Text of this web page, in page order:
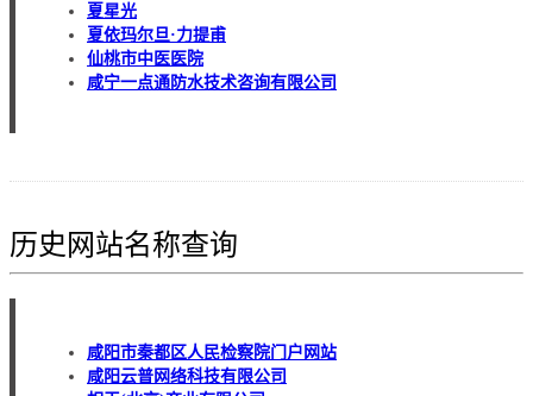
夏星光
夏依玛尔旦·力提甫
仙桃市中医医院
咸宁一点通防水技术咨询有限公司
历史网站名称查询
咸阳市秦都区人民检察院门户网站
咸阳云普网络科技有限公司